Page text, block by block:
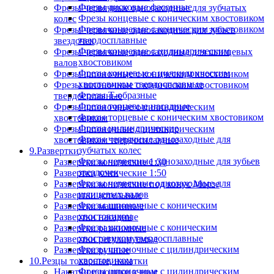
Фрезы червячные однозаходные для зубчатых
колес
Фрезы червячные однозаходные для зубьев
звездочек
Фрезы червячные однозаходные для шлицевых
валов
Фрезы шпоночные с коническим хвостовиком
Фрезы шпоночные с коническим хвостовиком
твердосплавные
Фрезы шпоночные с цилиндрическим
хвостовиком
Фрезы шпоночные с цилиндрическим
хвостовиком твердосплавные
9.Развертки
Развертки конические 1:30
Развертки конические 1:50
Развертки конические под конус Морзе
Развертки котельные
Развертки машинные
Развертки насадные
Развертки разжимные
Развертки регулируемые
Развертки ручные
10.Резцы токарные, накатки
Накатки и ролики к ним
Фрезы дисковые фасонные
Фрезы концевые с коническим хвостовиком
Фрезы концевые с коническим хвостовиком
твердосплавные
Фрезы концевые с цилиндрическим
хвостовиком
Фрезы концевые с цилиндрическим
хвостовиком твердосплавные
Фрезы Т-образные
Фрезы торцевые насадные
Фрезы торцевые с коническим хвостовиком
Фрезы цилиндрические
Фрезы червячные однозаходные для
зубчатых колес
Фрезы червячные однозаходные для зубьев
звездочек
Фрезы червячные однозаходные для
шлицевых валов
Фрезы шпоночные с коническим
хвостовиком
Фрезы шпоночные с коническим
хвостовиком твердосплавные
Фрезы шпоночные с цилиндрическим
хвостовиком
Фрезы шпоночные с цилиндрическим